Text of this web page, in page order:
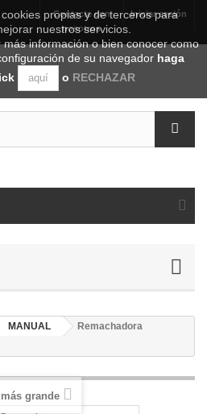
Iniciar sesión
Contacte con
nosotros
MANUAL
Remachadora
grande
propias y de terceros para
nuestros servicios.
más información o bien conocer como
de su navegador haga
aquí o RECHAZAR